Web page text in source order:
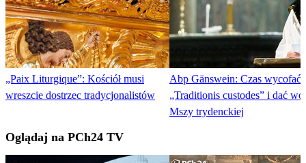
„Paix Liturgique”: Kościół musi
wreszcie dostrzec tradycjonalistów
Abp Gänswein: Czas wycofać
„Traditionis custodes” i dać
Mszy trydenckiej
Oglądaj na PCh24 TV